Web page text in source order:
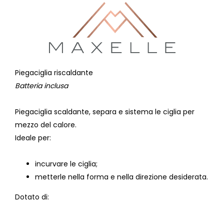
Piegaciglia riscaldante
Batteria inclusa
Piegaciglia scaldante, separa e sistema le ciglia per
mezzo del calore.
Ideale per:
incurvare le ciglia;
metterle nella forma e nella direzione desiderata.
Dotato di: